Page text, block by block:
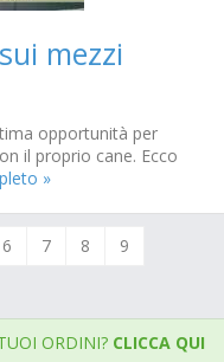
mezzi
opportunità per
il proprio cane. Ecco
»
6 7 8
9
ORDINI? CLICCA QUI